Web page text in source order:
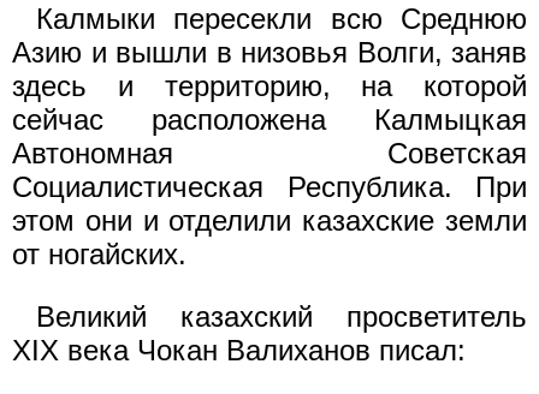
Калмыки пересекли всю Среднюю
Азию и вышли в низовья Волги, заняв
здесь и территорию, на которой
сейчас расположена Калмыцкая
Автономная Советская
Социалистическая Республика. При
этом они и отделили казахские земли
от ногайских.
Великий казахский просветитель
XIX века Чокан Валиханов писал: